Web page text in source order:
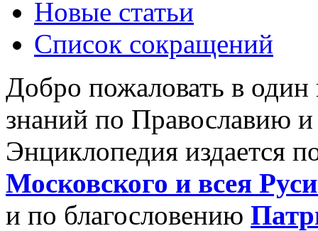
Новые статьи
Список сокращений
Добро пожаловать в
знаний по Православию
Энциклопедия издается
Московского и всея
и по благословению